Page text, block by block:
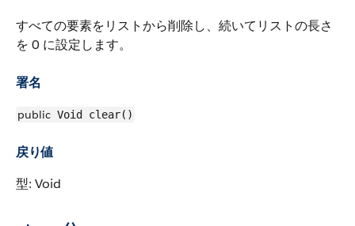
すべての要素をリストから削除し、続いてリストの長さ
を 0 に設定します。
署名
public Void clear()
戻り値
型: Void